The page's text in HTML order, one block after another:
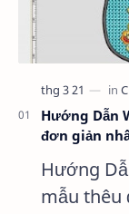
Hướng Dẫn
đơn giản
Hướng
mẫu thêu